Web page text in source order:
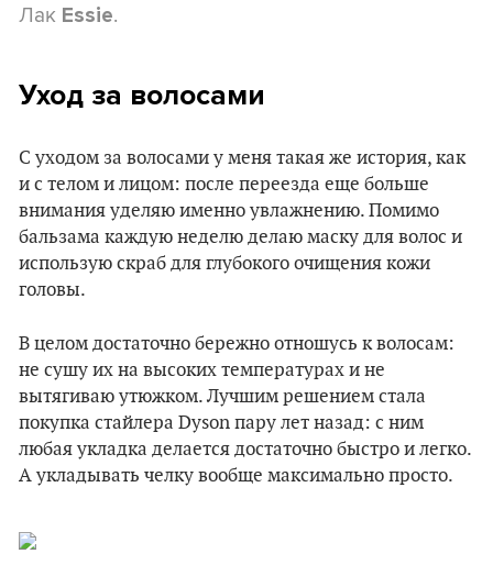
Лак Essie.
Уход за волосами
С уходом за волосами у меня такая же история, как
и с телом и лицом: после переезда еще больше
внимания уделяю именно увлажнению. Помимо
бальзама каждую неделю делаю маску для волос и
использую скраб для глубокого очищения кожи
головы.
В целом достаточно бережно отношусь к волосам:
не сушу их на высоких температурах и не
вытягиваю утюжком. Лучшим решением стала
покупка стайлера Dyson пару лет назад: с ним
любая укладка делается достаточно быстро и легко.
А укладывать челку вообще максимально просто.